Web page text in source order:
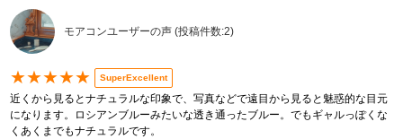
モアコンユーザーの声 (投稿件数:2)
★★★★★ SuperExcellent
近くから見るとナチュラルな印象で、写真などで遠目から見ると魅惑的な目元
になります。ロシアンブルーみたいな透き通ったブルー。でもギャルっぽくな
くあくまでもナチュラルです。